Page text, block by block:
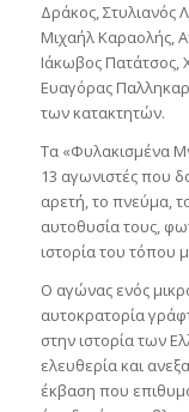
Δράκος, Στυλιανός
Μιχαήλ Καραολής,
Ιάκωβος Πατάτσος,
Ευαγόρας
των κατακτητών.
Τα «Φυλακισμένα
13 αγωνιστές που
αρετή, το πνεύμα,
αυτοθυσία τους,
ιστορία του τόπου
Ο αγώνας ενός
αυτοκρατορία
στην ιστορία των
ελευθερία και
έκβαση που